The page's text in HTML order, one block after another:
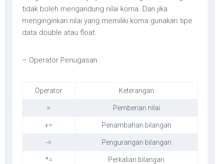
tidak boleh mengandung nilai koma. Dan jika
menginginkan nilai yang memiliki koma gunakan tipe
data double atau float.
– Operator Penugasan
Operator Keterangan
= Pemberian nilai
+= Penambahan bilangan
-= Pengurangan bilangan
*= Perkalian bilangan